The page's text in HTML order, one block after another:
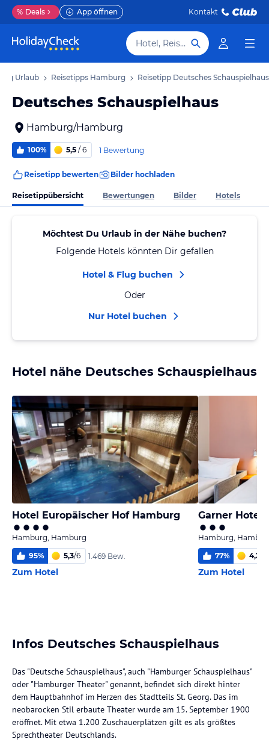
% Deals App öffnen Kontakt
Hotel, Reiseziel
Urlaub Reisetipps Hamburg Reisetipp Deutsches Schauspielhaus
Deutsches Schauspielhaus
Hamburg/Hamburg
100% 5,5 / 6 1 Bewertung
Reisetipp bewerten Bilder hochladen
Reisetippübersicht Bewertungen Bilder Hotels
Möchtest Du Urlaub in der Nähe buchen?
Folgende Hotels könnten Dir gefallen
Hotel & Flug buchen
Oder
Nur Hotel buchen
Hotel nähe Deutsches Schauspielhaus
Hotel Europäischer Hof Hamburg
Hamburg, Hamburg
95% 5,3/6 1.469 Bew.
Zum Hotel
Garner Hotel
Hamburg,
77% 4,2
Zum Hotel
Infos Deutsches Schauspielhaus
Das "Deutsche Schauspielhaus", auch "Hamburger Schauspielhaus"
oder "Hamburger Theater" genannt, befindet sich direkt hinter
dem Hauptbahnhof im Herzen des Stadtteils St. Georg. Das im
neobarocken Stil erbaute Theater wurde am 15. September 1900
eröffnet. Mit etwa 1.200 Zuschauerplätzen gilt es als größtes
Sprechtheater Deutschlands.